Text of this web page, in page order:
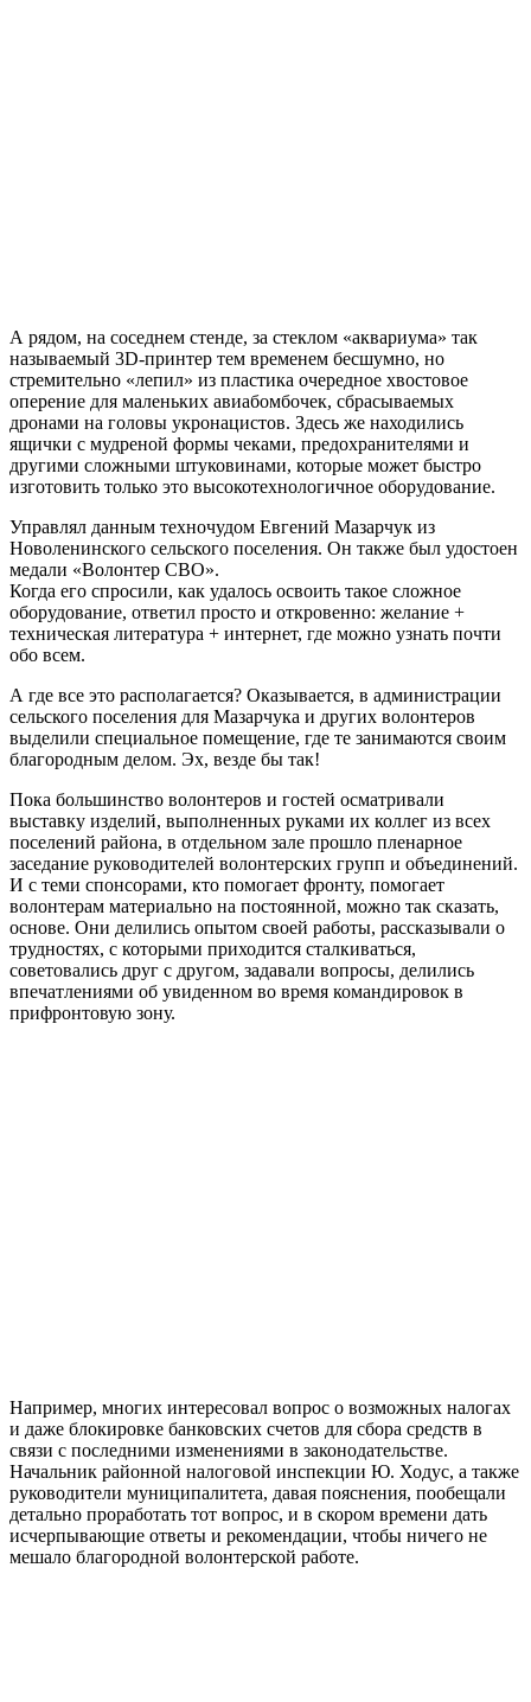
А рядом, на соседнем стенде, за стеклом «аквариума» так
называемый 3D-принтер тем временем бесшумно, но
стремительно «лепил» из пластика очередное хвостовое
оперение для маленьких авиабомбочек, сбрасываемых
дронами на головы укронацистов. Здесь же находились
ящички с мудреной формы чеками, предохранителями и
другими сложными штуковинами, которые может быстро
изготовить только это высокотехнологичное оборудование.
Управлял данным техночудом Евгений Мазарчук из
Новоленинского сельского поселения. Он также был удостоен
медали «Волонтер СВО».
Когда его спросили, как удалось освоить такое сложное
оборудование, ответил просто и откровенно: желание +
техническая литература + интернет, где можно узнать почти
обо всем.
А где все это располагается? Оказывается, в администрации
сельского поселения для Мазарчука и других волонтеров
выделили специальное помещение, где те занимаются своим
благородным делом. Эх, везде бы так!
Пока большинство волонтеров и гостей осматривали
выставку изделий, выполненных руками их коллег из всех
поселений района, в отдельном зале прошло пленарное
заседание руководителей волонтерских групп и объединений.
И с теми спонсорами, кто помогает фронту, помогает
волонтерам материально на постоянной, можно так сказать,
основе. Они делились опытом своей работы, рассказывали о
трудностях, с которыми приходится сталкиваться,
советовались друг с другом, задавали вопросы, делились
впечатлениями об увиденном во время командировок в
прифронтовую зону.
Например, многих интересовал вопрос о возможных налогах
и даже блокировке банковских счетов для сбора средств в
связи с последними изменениями в законодательстве.
Начальник районной налоговой инспекции Ю. Ходус, а также
руководители муниципалитета, давая пояснения, пообещали
детально проработать тот вопрос, и в скором времени дать
исчерпывающие ответы и рекомендации, чтобы ничего не
мешало благородной волонтерской работе.